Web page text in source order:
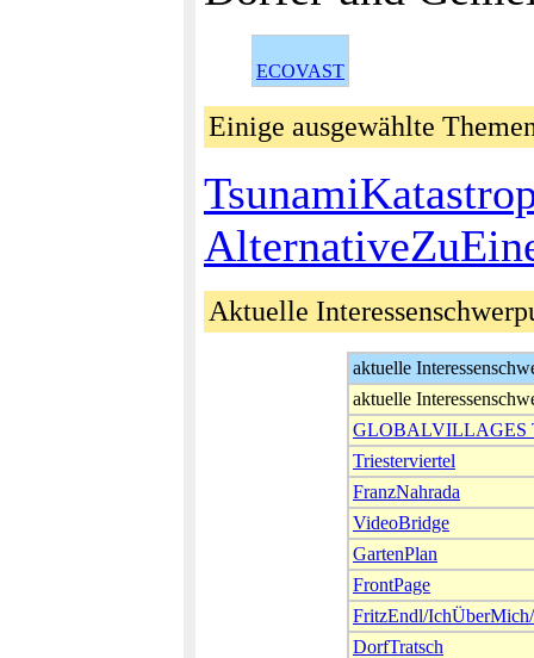
ECOVAST
Einige ausgewählte
Aktuelle
aktuelle
aktuelle
GLOBALVILLAGES
Triesterviertel
FranzNahrada
VideoBridge
GartenPlan
FrontPage
FritzEndl/
DorfTratsch